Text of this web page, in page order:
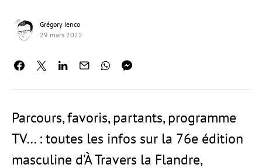
Grégory Ienco
29 mars 2022
Parcours, favoris, partants, programme
TV… : toutes les infos sur la 76e édition
masculine d’À Travers la Flandre,